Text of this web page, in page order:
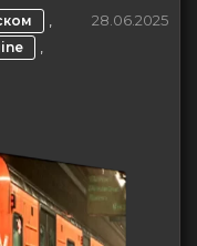
,
,
28.06.2025